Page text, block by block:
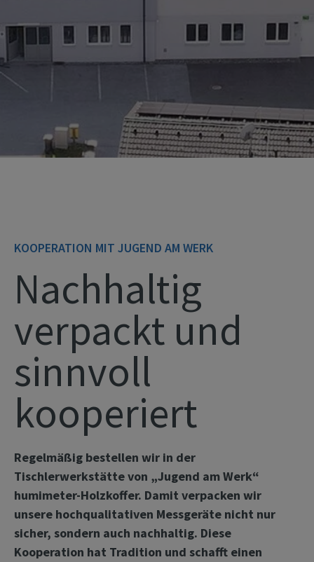
KOOPERATION MIT JUGEND AM WERK
Nachhaltig
verpackt und
sinnvoll
kooperiert
Regelmäßig bestellen wir in der
Tischlerwerkstätte von „Jugend am Werk“
humimeter-Holzkoffer. Damit verpacken wir
unsere hochqualitativen Messgeräte nicht nur
sicher, sondern auch nachhaltig. Diese
Kooperation hat Tradition und schafft einen